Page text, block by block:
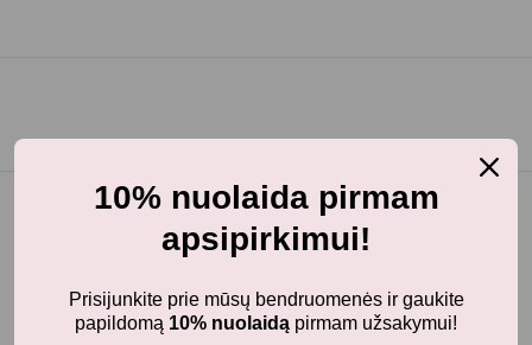
kokybiškus ir stilingus daiktus savo vaikams!
10% nuolaida pirmam
apsipirkimui!
Prisijunkite prie mūsų bendruomenės ir gaukite
papildomą 10% nuolaidą pirmam užsakymui!